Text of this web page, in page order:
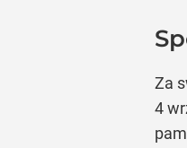
Za
4